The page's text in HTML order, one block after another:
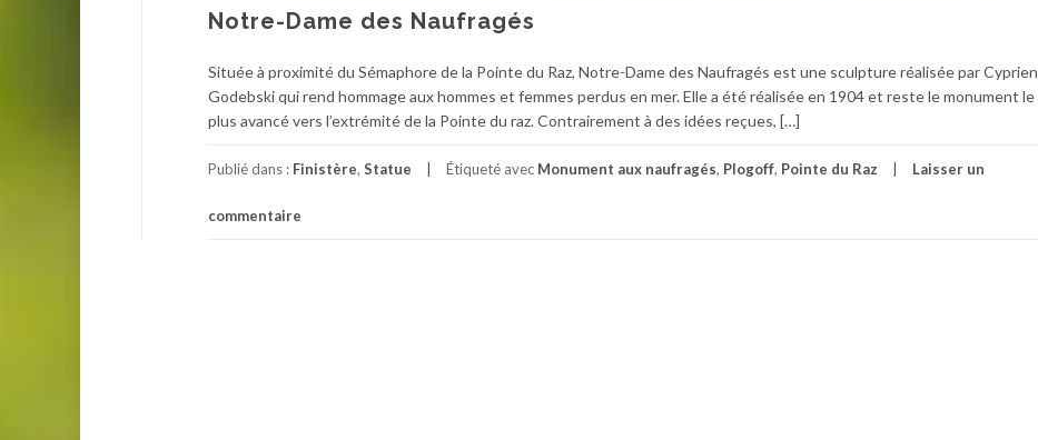
Notre-Dame des Naufragés
Située à proximité du Sémaphore de la Pointe du Raz, Notre-Dame des Naufragés est une sculpture réalisée par Cyprien
Godebski qui rend hommage aux hommes et femmes perdus en mer. Elle a été réalisée en 1904 et reste le monument le
plus avancé vers l’extrémité de la Pointe du raz. Contrairement à des idées reçues, […]
Publié dans : Finistère, Statue Étiqueté avec Monument aux naufragés, Plogoff, Pointe du Raz Laisser un
commentaire